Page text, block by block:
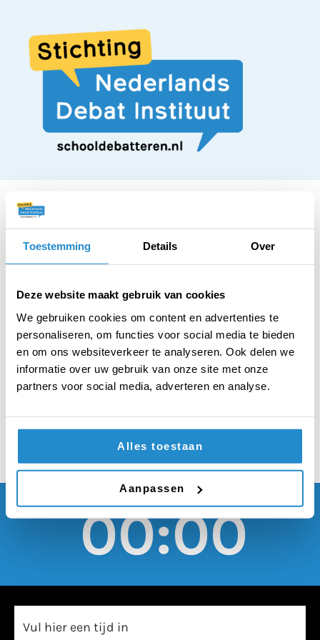
Toestemming Details Over
Deze website maakt gebruik van cookies
We gebruiken cookies om content en advertenties te
personaliseren, om functies voor social media te bieden
en om ons websiteverkeer te analyseren. Ook delen we
informatie over uw gebruik van onze site met onze
partners voor social media, adverteren en analyse.
Alles toestaan
Aanpassen
STELLING
Het vak begrijpend
lezen moet vervangen
worden met het lezen
van literatuur
00:00